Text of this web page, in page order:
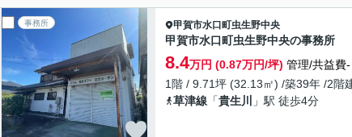
事務所 甲賀市水口町虫生野中央
甲賀市水口町虫生野中央の事務所
8.4万円 (0.87万円/坪) 管理/共益費-
1階 / 9.71坪 (32.13㎡) /築39年 /2階
草津線 「貴生川 」駅 徒歩4分